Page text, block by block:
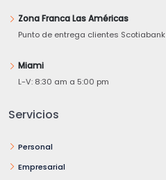
Zona Franca Las Américas
Punto de entrega clientes Scotiabank
Miami
L-V: 8:30 am a 5:00 pm
Servicios
Personal
Empresarial